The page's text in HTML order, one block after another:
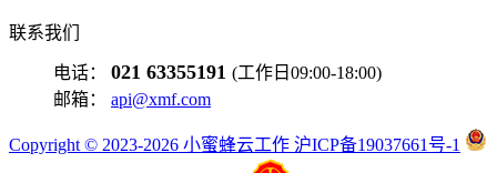
联系我们
电话： 021 63355191 (工作日09:00-18:00)
邮箱： api@xmf.com
Copyright © 2023-2026 小蜜蜂云工作 沪ICP备19037661号-1